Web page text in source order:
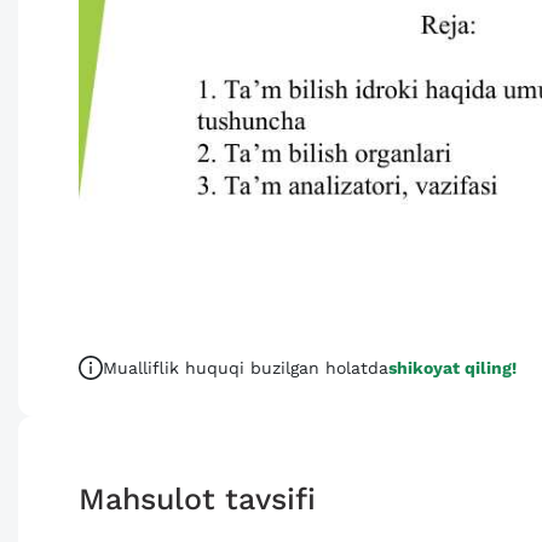
Mualliflik huquqi buzilgan holatdashikoyat qiling!
Mahsulot tavsifi